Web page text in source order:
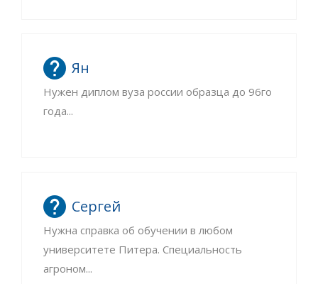
Ян
Нужен диплом вуза россии образца до 96го
года...
Сергей
Нужна справка об обучении в любом
университете Питера. Специальность
агроном...